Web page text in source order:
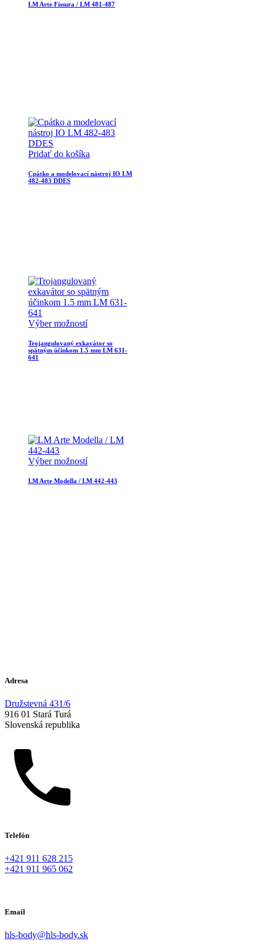
LM Arte Fissura / LM 481-487
Pridať do košíka
Cpátko a modelovací nástroj IO LM
482-483 DDES
Výber možností
Trojangulovaný exkavátor so
spätným účinkom 1.5 mm LM 631-
641
Výber možností
LM Arte Modella / LM 442-443
Adresa
Družstevná 431/6
916 01 Stará Turá
Slovenská republika
Telefón
+421 911 628 215
+421 911 965 062
Email
hls-body@hls-body.sk